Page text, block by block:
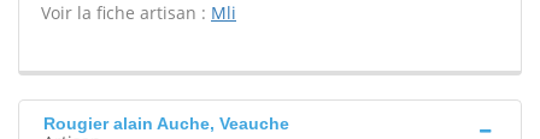
Voir la fiche artisan : Mli
Rougier alain Auche, Veauche